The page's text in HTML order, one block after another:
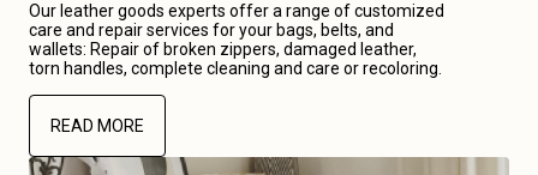
Our leather goods experts offer a range of customized
care and repair services for your bags, belts, and
wallets: Repair of broken zippers, damaged leather,
torn handles, complete cleaning and care or recoloring.
READ MORE